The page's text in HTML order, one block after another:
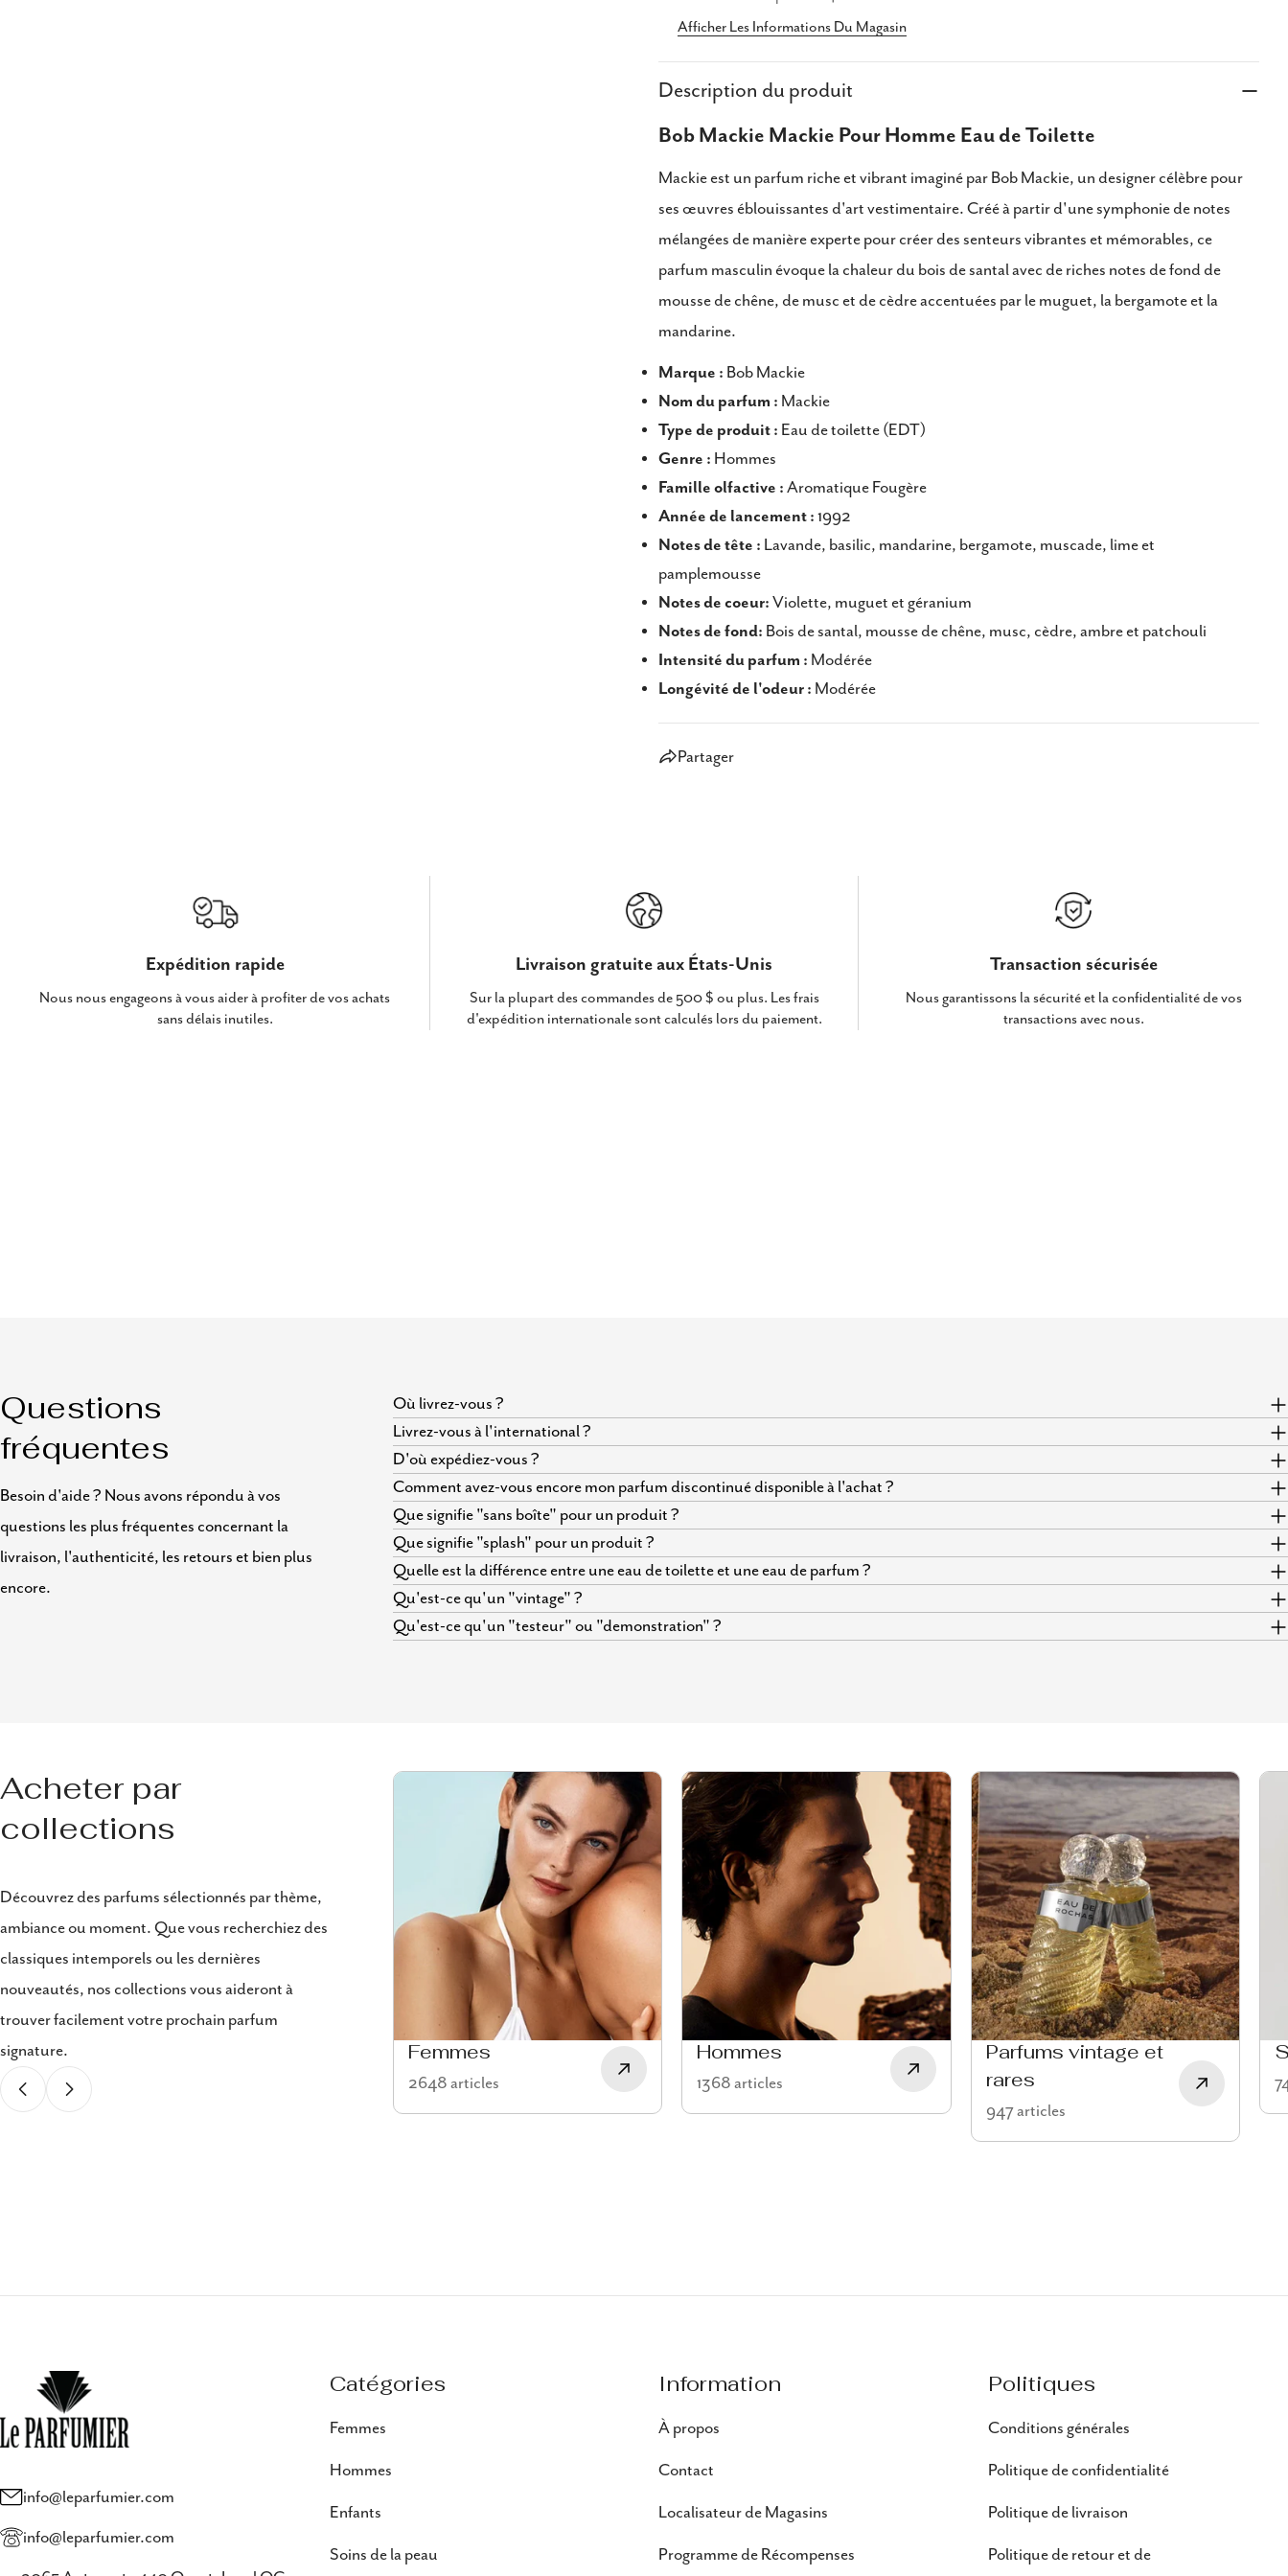
Afficher Les Informations Du Magasin
Description du produit
Bob Mackie Mackie Pour Homme Eau de Toilette
Mackie est un parfum riche et vibrant imaginé par Bob Mackie, un designer célèbre pour
ses œuvres éblouissantes d'art vestimentaire. Créé à partir d'une symphonie de notes
mélangées de manière experte pour créer des senteurs vibrantes et mémorables, ce
parfum masculin évoque la chaleur du bois de santal avec de riches notes de fond de
mousse de chêne, de musc et de cèdre accentuées par le muguet, la bergamote et la
mandarine.
Marque : Bob Mackie
Nom du parfum : Mackie
Type de produit : Eau de toilette (EDT)
Genre : Hommes
Famille olfactive : Aromatique Fougère
Année de lancement : 1992
Notes de tête : Lavande, basilic, mandarine, bergamote, muscade, lime et
pamplemousse
Notes de coeur: Violette, muguet et géranium
Notes de fond: Bois de santal, mousse de chêne, musc, cèdre, ambre et patchouli
Intensité du parfum : Modérée
Longévité de l'odeur : Modérée
Partager
Partager ce produit
Copie
Partager
sur
sur
Expédition rapide
Nous nous engageons à vous aider à profiter de vos achats
sans délais inutiles.
Livraison gratuite aux États-Unis
Sur la plupart des commandes de 500 $ ou plus. Les frais
d'expédition internationale sont calculés lors du paiement.
Transaction sécurisée
Nous garantissons la sécurité et la confidentialité de vos
transactions avec nous.
Questions
fréquentes
Besoin d'aide ? Nous avons répondu à vos
questions les plus fréquentes concernant la
livraison, l'authenticité, les retours et bien plus
encore.
Où livrez-vous ?
Livrez-vous à l'international ?
D'où expédiez-vous ?
Comment avez-vous encore mon parfum discontinué disponible à l'achat ?
Que signifie "sans boîte" pour un produit ?
Que signifie "splash" pour un produit ?
Quelle est la différence entre une eau de toilette et une eau de parfum ?
Qu'est-ce qu'un "vintage" ?
Qu'est-ce qu'un "testeur" ou "demonstration" ?
Acheter par
collections
Découvrez des parfums sélectionnés par thème,
ambiance ou moment. Que vous recherchiez des
classiques intemporels ou les dernières
nouveautés, nos collections vous aideront à
trouver facilement votre prochain parfum
signature.
Femmes
2648 articles
Hommes
1368 articles
Parfums vintage et
rares
947 articles
info@leparfumier.com
info@leparfumier.com
Catégories
Femmes
Hommes
Enfants
Soins de la peau
Information
À propos
Contact
Localisateur de Magasins
Programme de Récompenses
Politiques
Conditions générales
Politique de confidentialité
Politique de livraison
Politique de retour et de